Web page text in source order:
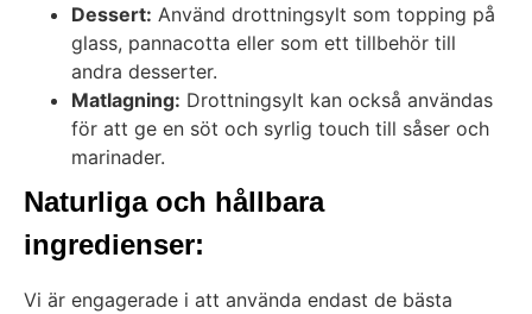
Dessert: Använd drottningsylt som topping på
glass, pannacotta eller som ett tillbehör till
andra desserter.
Matlagning: Drottningsylt kan också användas
för att ge en söt och syrlig touch till såser och
marinader.
Naturliga och hållbara
ingredienser:
Vi är engagerade i att använda endast de bästa